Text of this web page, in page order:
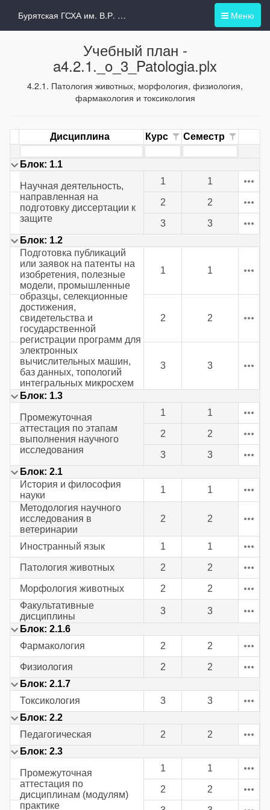
Меню
Бурятская ГСХА им. В.Р. Филиппова
Учебный план -
a4.2.1._o_3_Patologia.plx
4.2.1. Патология животных, морфология, физиология,
фармакология и токсикология
Дисциплина Курс Семестр
Блок: 1.1
Научная деятельность,
направленная на
подготовку диссертации к
защите
1 1
2 2
3
3
Блок: 1.2
Подготовка публикаций
или заявок на патенты на
изобретения, полезные
модели, промышленные
образцы, селекционные
достижения,
свидетельства и
государственной
регистрации программ для
электронных
вычислительных машин,
баз данных, топологий
интегральных микросхем
1 1
2 2
3 3
Блок: 1.3
Промежуточная
аттестация по этапам
выполнения научного
исследования
1 1
2 2
3
3
Блок: 2.1
История и философия
науки
1
1
Методология научного
исследования в
ветеринарии
2 2
Иностранный язык 1 1
Патология животных 2 2
Морфология животных 2
2
Факультативные
дисциплины
3
3
Блок: 2.1.6
Фармакология
2 2
Физиология 2
2
Блок: 2.1.7
Токсикология
3
3
Блок: 2.2
Педагогическая
2
2
Блок: 2.3
Промежуточная
аттестация по
дисциплинам (модулям)
практике
1 1
2 2